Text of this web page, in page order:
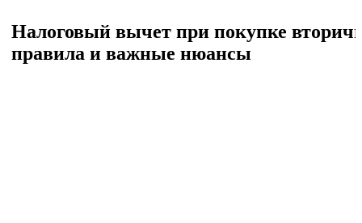
Налоговый вычет при покупке
правила и важные нюансы